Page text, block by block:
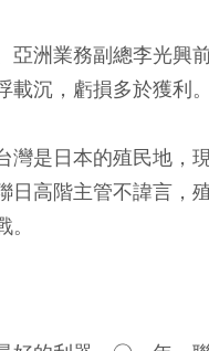
洲業務副總李光興
沉，虧損多於獲利。
灣是日本的殖民地，
高階主管不諱言，